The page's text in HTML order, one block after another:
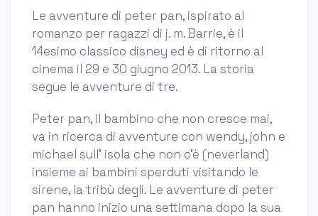
Le avventure di peter pan, ispirato al
romanzo per ragazzi di j. m. Barrie, è il
14esimo classico disney ed è di ritorno al
cinema il 29 e 30 giugno 2013. La storia
segue le avventure di tre.
Peter pan, il bambino che non cresce mai,
va in ricerca di avventure con wendy, john e
michael sull' isola che non c'è (neverland)
insieme ai bambini sperduti visitando le
sirene, la tribù degli. Le avventure di peter
pan hanno inizio una settimana dopo la sua